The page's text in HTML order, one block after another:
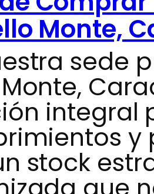
Monte,
sede
integral
y
stock